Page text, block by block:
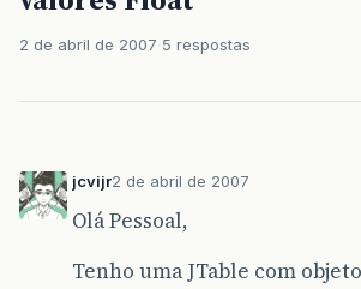
2 de abril de 2007 5 respostas
jcvijr2 de abril de 2007
Olá Pessoal,
Tenho uma JTable com